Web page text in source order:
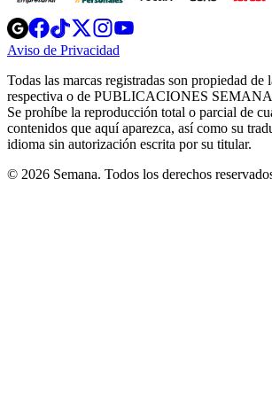
Opens
in
new
Opens
in
new
Opens
in
new
window
Opens
new
windowwindow
Aviso de Privacidad
new
window
Todas las marcas registradas son propiedad de
respectiva o de PUBLICACIONES
Se prohíbe la reproducción total o parcial de
contenidos que aquí aparezca, así como su
idioma sin autorización escrita por su titular.
© 2026 Semana. Todos los derechos